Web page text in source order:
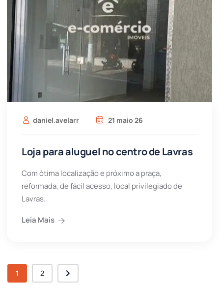
daniel.avelarr 21 maio 26
Loja para aluguel no centro de Lavras
Com ótima localização e próximo a praça,
reformada, de fácil acesso, local privilegiado de
Lavras.
Leia Mais
1 2